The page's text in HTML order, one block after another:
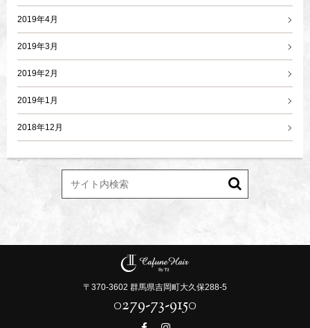
2019年4月
2019年3月
2019年2月
2019年1月
2018年12月
〒370-3602 群馬県吉岡町大久保288-5
0279-73-9150